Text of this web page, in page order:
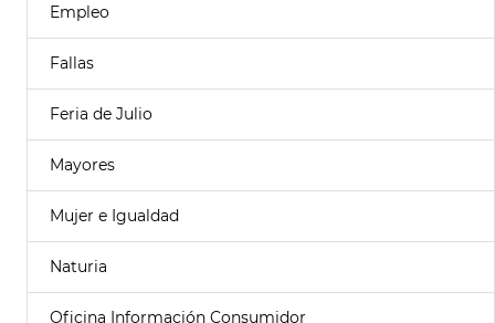
Empleo
Fallas
Feria de Julio
Mayores
Mujer e Igualdad
Naturia
Oficina Información Consumidor